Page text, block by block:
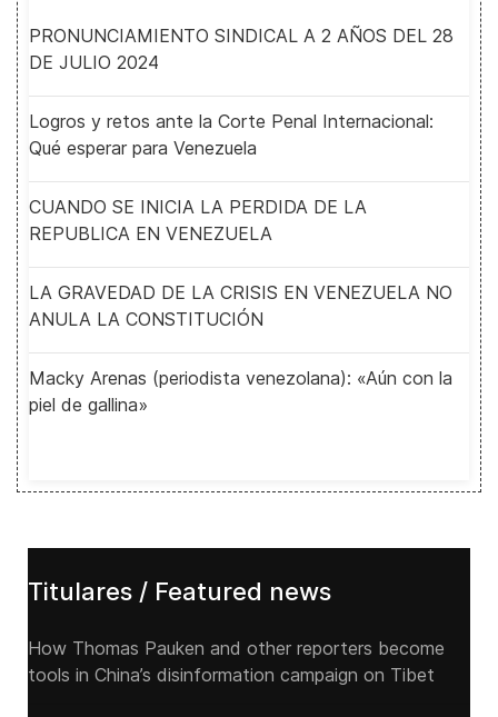
PRONUNCIAMIENTO SINDICAL A 2 AÑOS DEL 28
DE JULIO 2024
Logros y retos ante la Corte Penal Internacional:
Qué esperar para Venezuela
CUANDO SE INICIA LA PERDIDA DE LA
REPUBLICA EN VENEZUELA
LA GRAVEDAD DE LA CRISIS EN VENEZUELA NO
ANULA LA CONSTITUCIÓN
Macky Arenas (periodista venezolana): «Aún con la
piel de gallina»
Titulares / Featured news
How Thomas Pauken and other reporters become
tools in China’s disinformation campaign on Tibet